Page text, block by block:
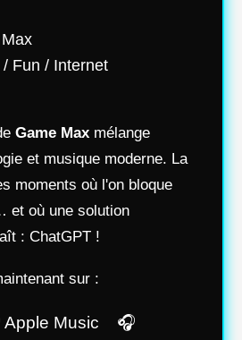
/ Fun / Internet
Game Max mélange
et musique moderne. La
moments où l'on bloque
et où une solution
: ChatGPT !
sur :
Music 🎧